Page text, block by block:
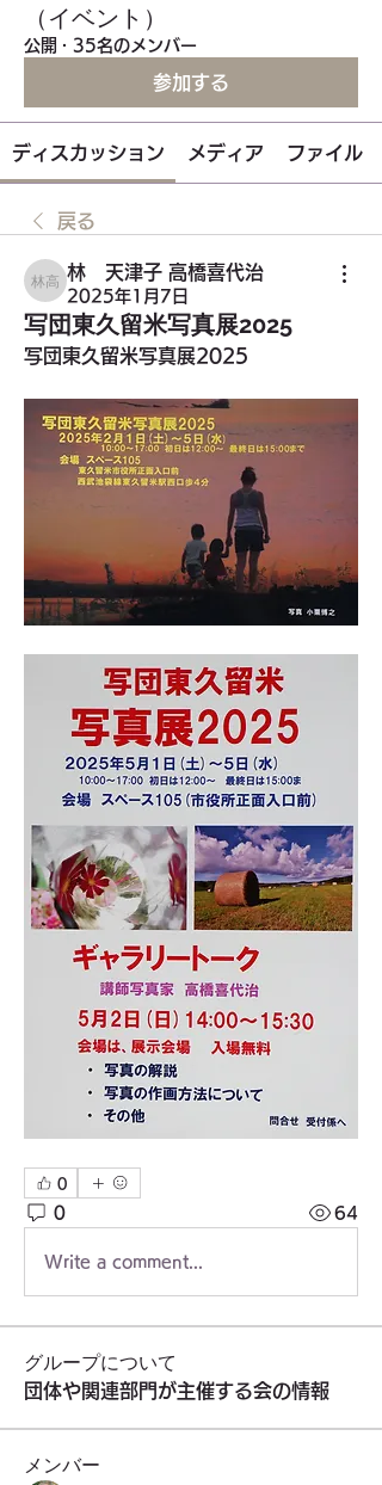
（イベント）
公開 · 35名のメンバー
参加する
ディスカッション メディア ファイル
戻る
林 天津子 高橋喜代治
林 天津子 高橋喜代治
2025年1月7日
写団東久留米写真展2025
写団東久留米写真展2025
0
0 64
Write a comment...
グループについて
団体や関連部門が主催する会の情報
メンバー